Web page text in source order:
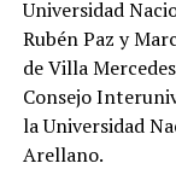
Universidad
Rubén Paz y
de Villa
Consejo
la Universidad
Arellano.